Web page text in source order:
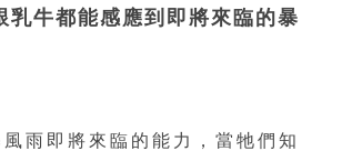
乳牛都能感應到即將來臨的暴
雨即將來臨的能力，當牠們知